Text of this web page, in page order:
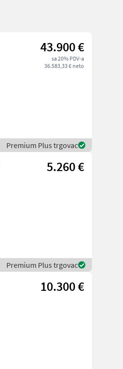
43.900 €
sa 20% PDV-a
36.583,33 € neto
Premium Plus trgovac
5.260 €
Premium Plus trgovac
10.300 €